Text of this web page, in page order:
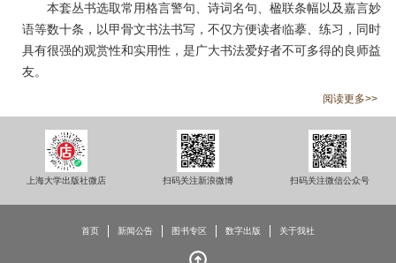
本套丛书选取常用格言警句、诗词名句、楹联条幅以及嘉言妙
语等数十条，以甲骨文书法书写，不仅方便读者临摹、练习，同时
具有很强的观赏性和实用性，是广大书法爱好者不可多得的良师益
友。
阅读更多>>
上海大学出版社微店 扫码关注新浪微博 扫码关注微信公众号
首页 新闻公告 图书专区 数字出版 关于我社